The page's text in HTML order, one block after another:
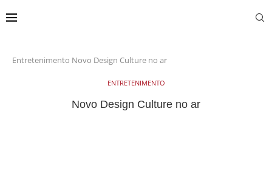
Entretenimento Novo Design Culture no ar
ENTRETENIMENTO
Novo Design Culture no ar